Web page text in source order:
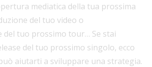
mediatica della tua prossima
del tuo video o
del tuo prossimo tour… Se stai
del tuo prossimo singolo, ecco
aiutarti a sviluppare una strategia.